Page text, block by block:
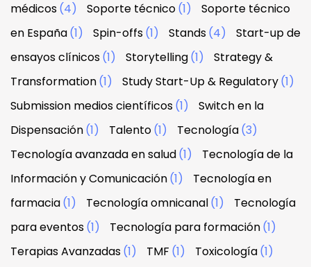
médicos(4) Soporte técnico(1)
Soporte técnico
en España(1) Spin-offs(1) Stands(4)
Start-up de
ensayos clínicos(1) Storytelling(1)
Strategy &
Transformation(1) Study Start-Up & Regulatory(1)
Submission medios científicos(1)
Switch en la
Dispensación(1) Talento(1) Tecnología(3)
Tecnología avanzada en salud(1)
Tecnología de la
Información y Comunicación(1)
Tecnología en
farmacia(1) Tecnología omnicanal(1)
Tecnología
para eventos(1) Tecnología para formación(1)
Terapias Avanzadas(1) TMF (1) Toxicología(1)